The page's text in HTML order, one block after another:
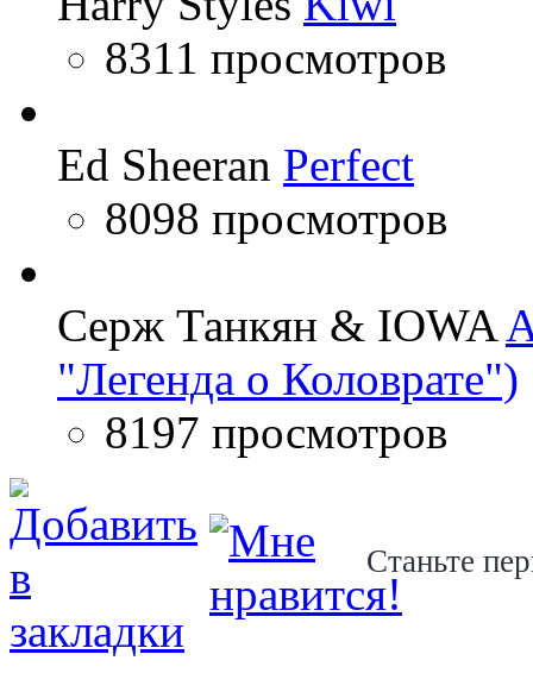
8311 просмотров
Ed Sheeran Perfect
8098 просмотров
Серж Танкян & IOWA
"Легенда о Коловрате")
8197 просмотров
Станьте